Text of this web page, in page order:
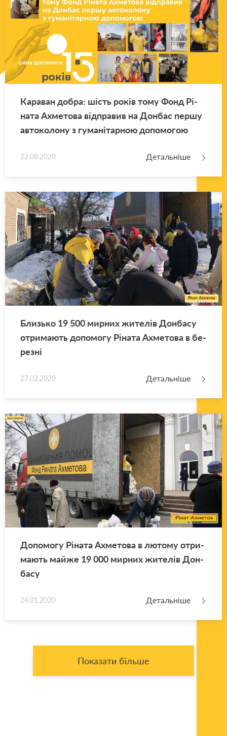
Ка­ра­ван добра: шість років тому Фонд Рі­
на­та Ахме­то­ва від­пра­вив на Дон­бас першу
ав­то­ко­ло­ну з гу­ма­ні­тар­ною до­по­мо­гою
22.08.2020 Детальніше
Близь­ко 19 500 мир­них жи­те­лів Дон­ба­су
отри­ма­ють до­по­мо­гу Рі­на­та Ахме­то­ва в бе­
ре­зні
27.02.2020 Детальніше
До­по­мо­гу Рі­на­та Ахме­то­ва в лю­то­му отри­
ма­ють майже 19 000 мир­них жи­те­лів Дон­
ба­су
24.01.2020 Детальніше
Показати більше